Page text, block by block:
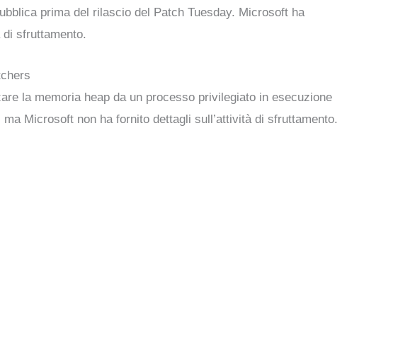
prima del rilascio del Patch Tuesday. Microsoft ha
sfruttamento.
la memoria heap da un processo privilegiato in esecuzione
Microsoft non ha fornito dettagli sull’attività di sfruttamento.